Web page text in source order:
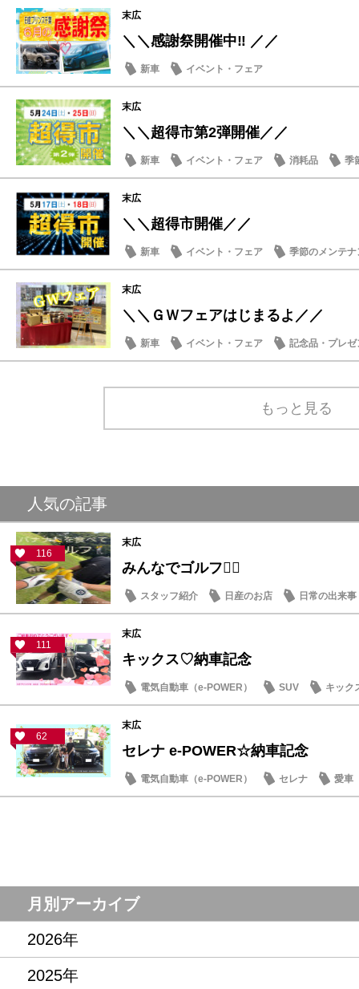
末広
＼＼感謝祭開催中‼️ ／／
新車 イベント・フェア
末広
＼＼超得市第2弾開催／／
新車 イベント・フェア 消耗品 季
末広
＼＼超得市開催／／
新車 イベント・フェア 季節のメンテナ
末広
＼＼ＧＷフェアはじまるよ／／
新車 イベント・フェア 記念品・プレゼ
もっと見る
人気の記事
116
末広
みんなでゴルフ🏌️‍♂️
スタッフ紹介 日産のお店 日常の出来事
111
末広
キックス♡納車記念
電気自動車（e-POWER） SUV キック
62
末広
セレナ e-POWER☆納車記念
電気自動車（e-POWER） セレナ 愛車
月別アーカイブ
2026年
2025年